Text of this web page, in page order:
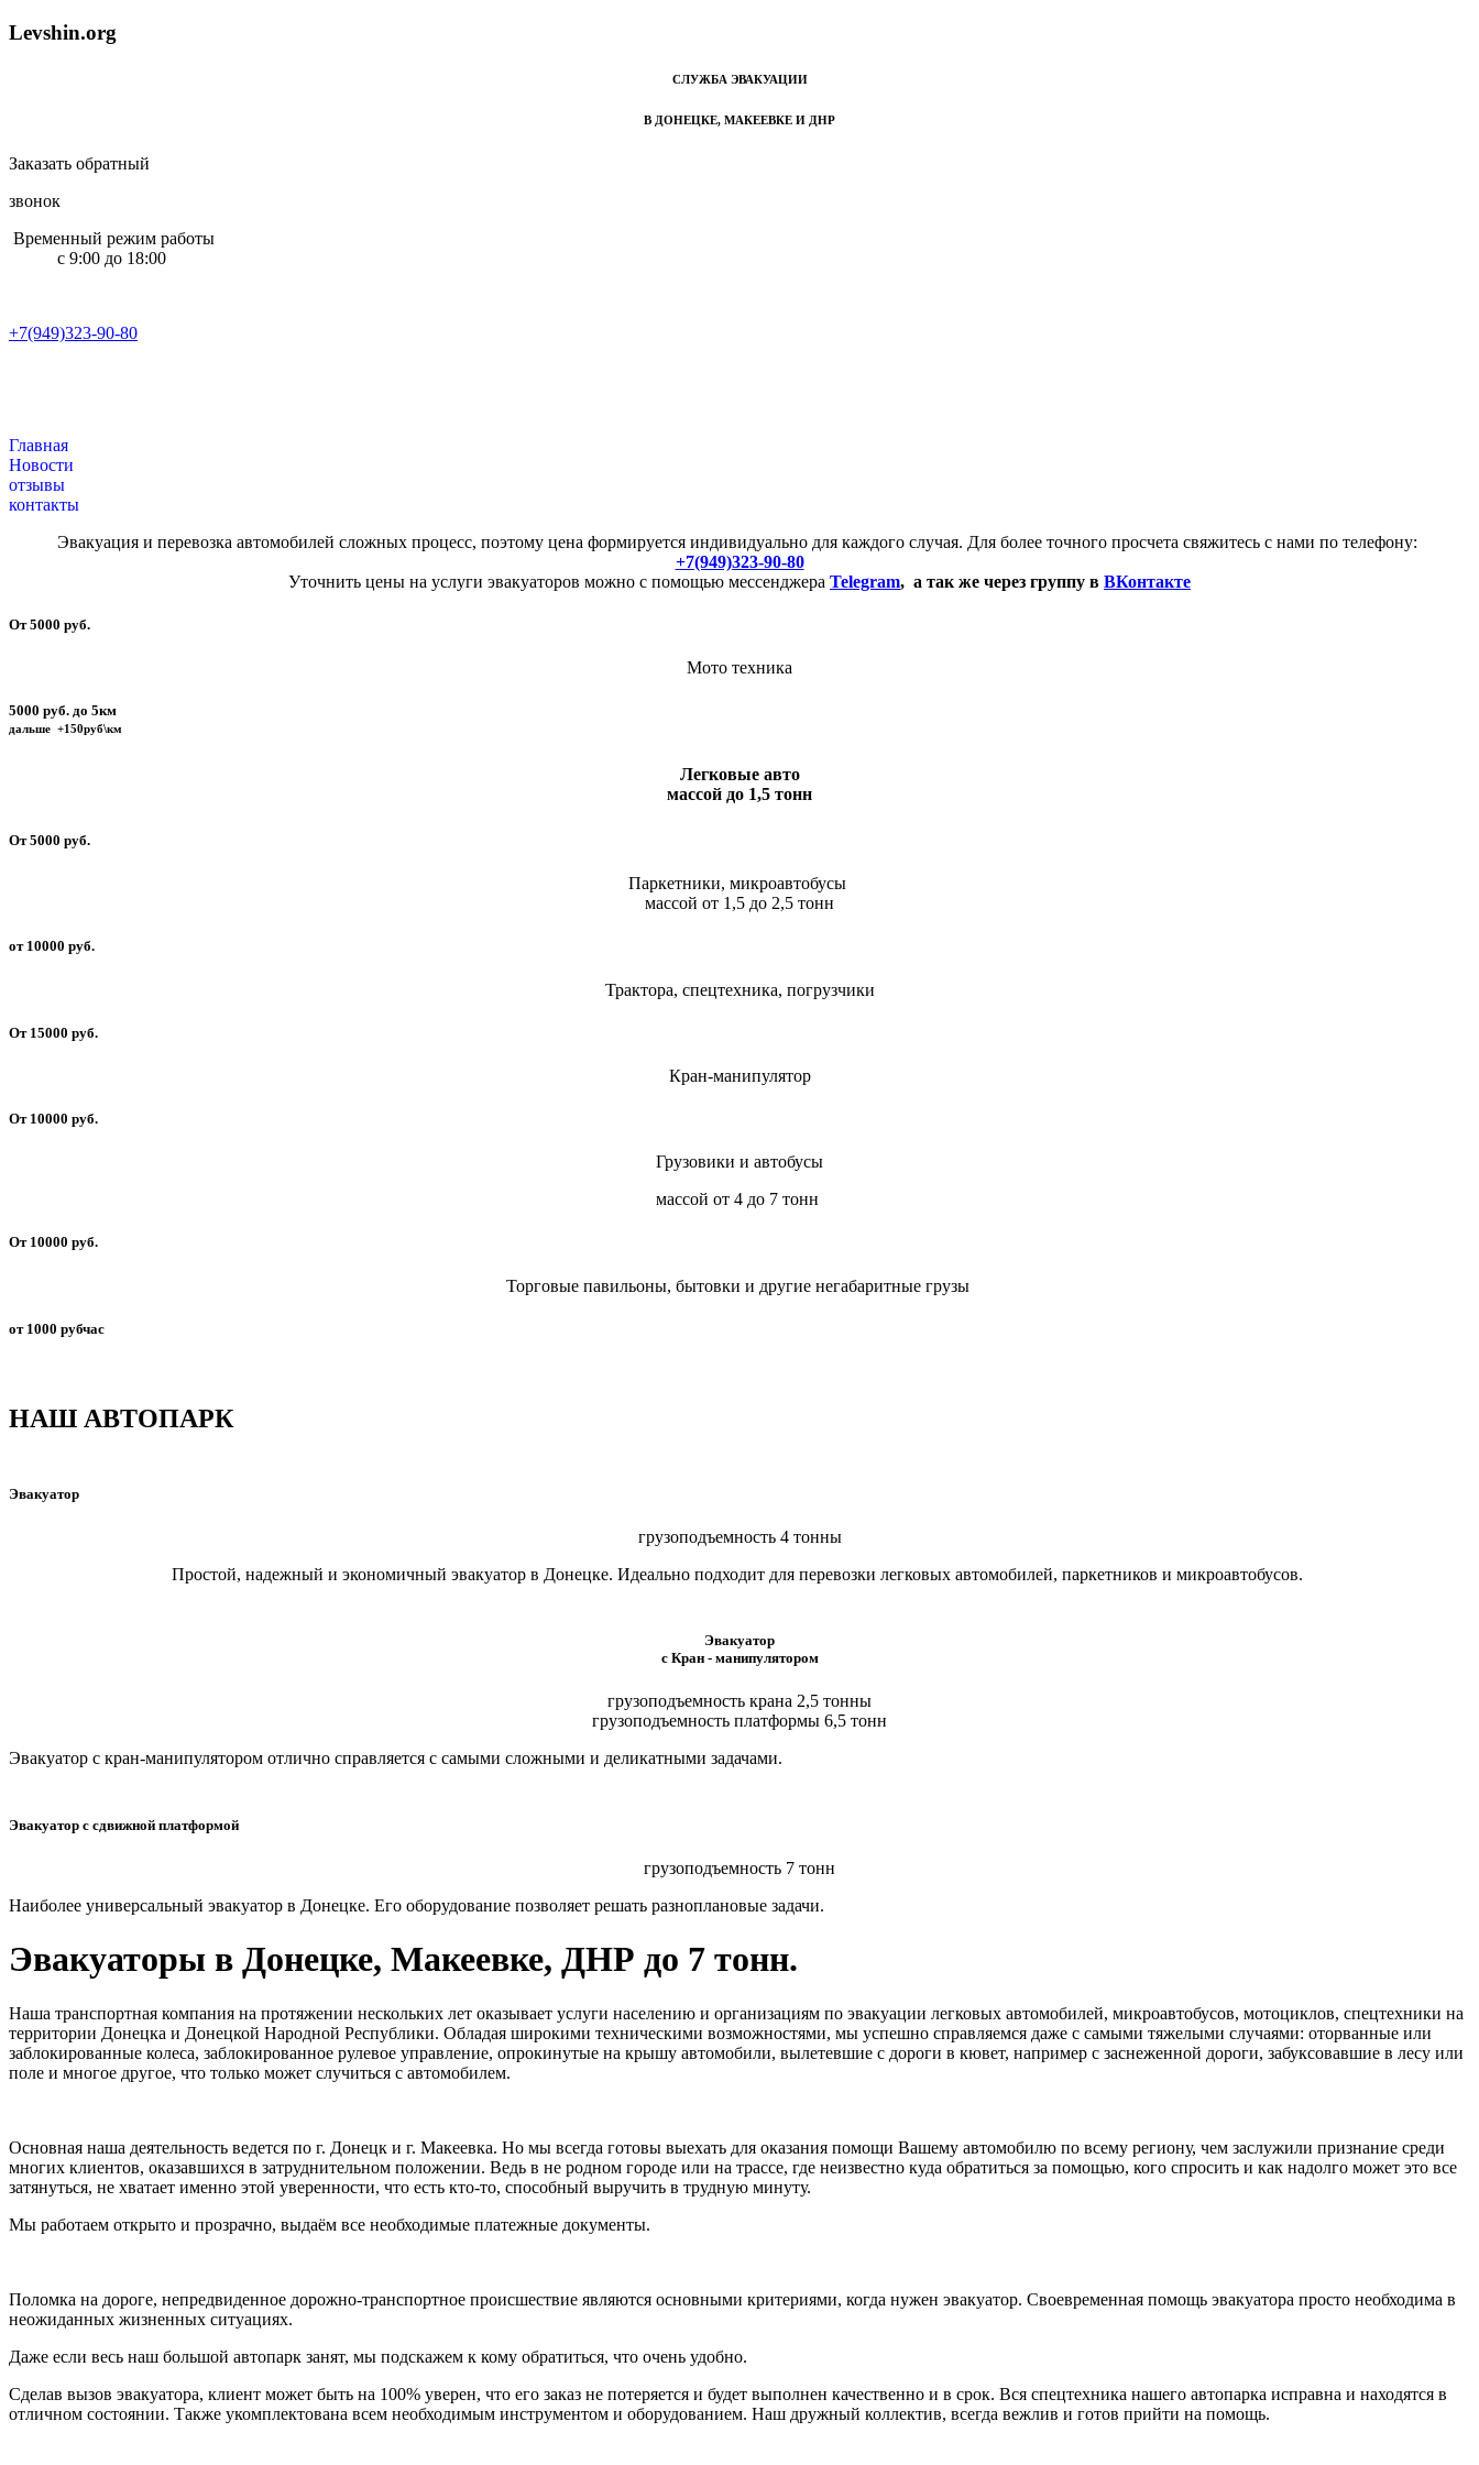
Levshin.org
СЛУЖБА ЭВАКУАЦИИ
В ДОНЕЦКЕ, МАКЕЕВКЕ И ДНР
Заказать обратный
звонок
Временный режим работы
с 9:00 до 18:00
+7(949)323-90-80
Главная
Новости
отзывы
контакты
Эвакуация и перевозка автомобилей сложных процесс, поэтому цена формируется индивидуально для каждого случая. Для более точного просчета свяжитесь с нами по телефону:
+7(949)323-90-80
Уточнить цены на услуги эвакуаторов можно с помощью мессенджера Telegram, а так же через группу в ВКонтакте
От 5000 руб.
Мото техника
5000 руб. до 5км
дальше +150руб\км
Легковые авто
массой до 1,5 тонн
От 5000 руб.
Паркетники, микроавтобусы
массой от 1,5 до 2,5 тонн
от 10000 руб.
Трактора, спецтехника, погрузчики
От 15000 руб.
Кран-манипулятор
От 10000 руб.
Грузовики и автобусы
массой от 4 до 7 тонн
От 10000 руб.
Торговые павильоны, бытовки и другие негабаритные грузы
от 1000 рубчас
НАШ АВТОПАРК
Эвакуатор
грузоподъемность 4 тонны
Простой, надежный и экономичный эвакуатор в Донецке. Идеально подходит для перевозки легковых автомобилей, паркетников и микроавтобусов.
Эвакуатор
с Кран - манипулятором
грузоподъемность крана 2,5 тонны
грузоподъемность платформы 6,5 тонн
Эвакуатор с кран-манипулятором отлично справляется с самыми сложными и деликатными задачами.
Эвакуатор с сдвижной платформой
грузоподъемность 7 тонн
Наиболее универсальный эвакуатор в Донецке. Его оборудование позволяет решать разноплановые задачи.
Эвакуаторы в Донецке, Макеевке, ДНР до 7 тонн.
Наша транспортная компания на протяжении нескольких лет оказывает услуги населению и организациям по эвакуации легковых автомобилей, микроавтобусов, мотоциклов, спецтехники на
территории Донецка и Донецкой Народной Республики. Обладая широкими техническими возможностями, мы успешно справляемся даже с самыми тяжелыми случаями: оторванные или
заблокированные колеса, заблокированное рулевое управление, опрокинутые на крышу автомобили, вылетевшие с дороги в кювет, например с заснеженной дороги, забуксовавшие в лесу или
поле и многое другое, что только может случиться с автомобилем.
Основная наша деятельность ведется по г. Донецк и г. Макеевка. Но мы всегда готовы выехать для оказания помощи Вашему автомобилю по всему региону, чем заслужили признание среди
многих клиентов, оказавшихся в затруднительном положении. Ведь в не родном городе или на трассе, где неизвестно куда обратиться за помощью, кого спросить и как надолго может это все
затянуться, не хватает именно этой уверенности, что есть кто-то, способный выручить в трудную минуту.
Мы работаем открыто и прозрачно, выдаём все необходимые платежные документы.
Поломка на дороге, непредвиденное дорожно-транспортное происшествие являются основными критериями, когда нужен эвакуатор. Своевременная помощь эвакуатора просто необходима в
неожиданных жизненных ситуациях.
Даже если весь наш большой автопарк занят, мы подскажем к кому обратиться, что очень удобно.
Сделав вызов эвакуатора, клиент может быть на 100% уверен, что его заказ не потеряется и будет выполнен качественно и в срок. Вся спецтехника нашего автопарка исправна и находятся в
отличном состоянии. Также укомплектована всем необходимым инструментом и оборудованием. Наш дружный коллектив, всегда вежлив и готов прийти на помощь.